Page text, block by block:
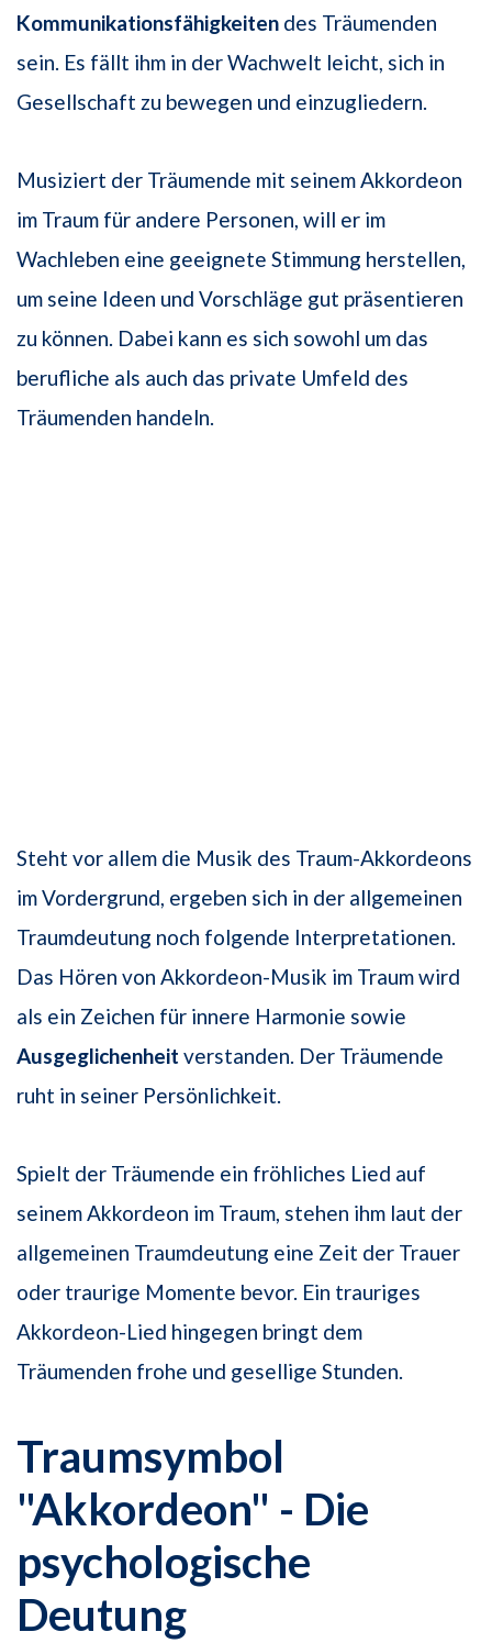
Kommunikationsfähigkeiten des Träumenden
sein. Es fällt ihm in der Wachwelt leicht, sich in
Gesellschaft zu bewegen und einzugliedern.
Musiziert der Träumende mit seinem Akkordeon
im Traum für andere Personen, will er im
Wachleben eine geeignete Stimmung herstellen,
um seine Ideen und Vorschläge gut präsentieren
zu können. Dabei kann es sich sowohl um das
berufliche als auch das private Umfeld des
Träumenden handeln.
Steht vor allem die Musik des Traum-Akkordeons
im Vordergrund, ergeben sich in der allgemeinen
Traumdeutung noch folgende Interpretationen.
Das Hören von Akkordeon-Musik im Traum wird
als ein Zeichen für innere Harmonie sowie
Ausgeglichenheit verstanden. Der Träumende
ruht in seiner Persönlichkeit.
Spielt der Träumende ein fröhliches Lied auf
seinem Akkordeon im Traum, stehen ihm laut der
allgemeinen Traumdeutung eine Zeit der Trauer
oder traurige Momente bevor. Ein trauriges
Akkordeon-Lied hingegen bringt dem
Träumenden frohe und gesellige Stunden.
Traumsymbol
"Akkordeon" - Die
psychologische
Deutung